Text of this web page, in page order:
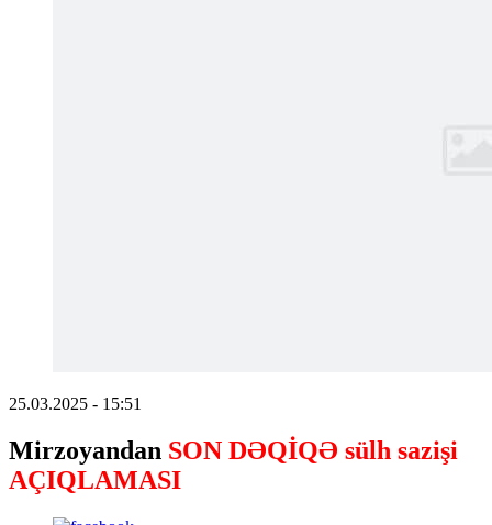
25.03.2025 - 15:51
Mirzoyandan SON DƏQİQƏ sülh sazişi
AÇIQLAMASI